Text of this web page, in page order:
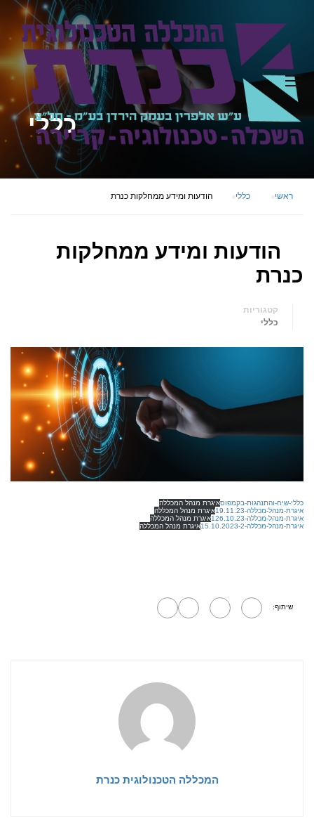
כללי
ראשי כללי הודעות ומידע ממחלקות כנרת
הודעות ומידע ממחלקות
כנרת
קטגוריות
כללי
כללי-שיח-והתנהגות-בקמפוסאיגרת מנהל המכללה
איגרת-מנהל-מכללה-19.11.23
איגרת מנהל המכללה
איגרת-מנהל-מכללה-126.10.23
איגרת מנהל המכללה
איגרת-מנהל-מכללה-15.10.2023-2
איגרת מנהל המכללה
שיתוף:
המכללה הטכנולוגית כנרת